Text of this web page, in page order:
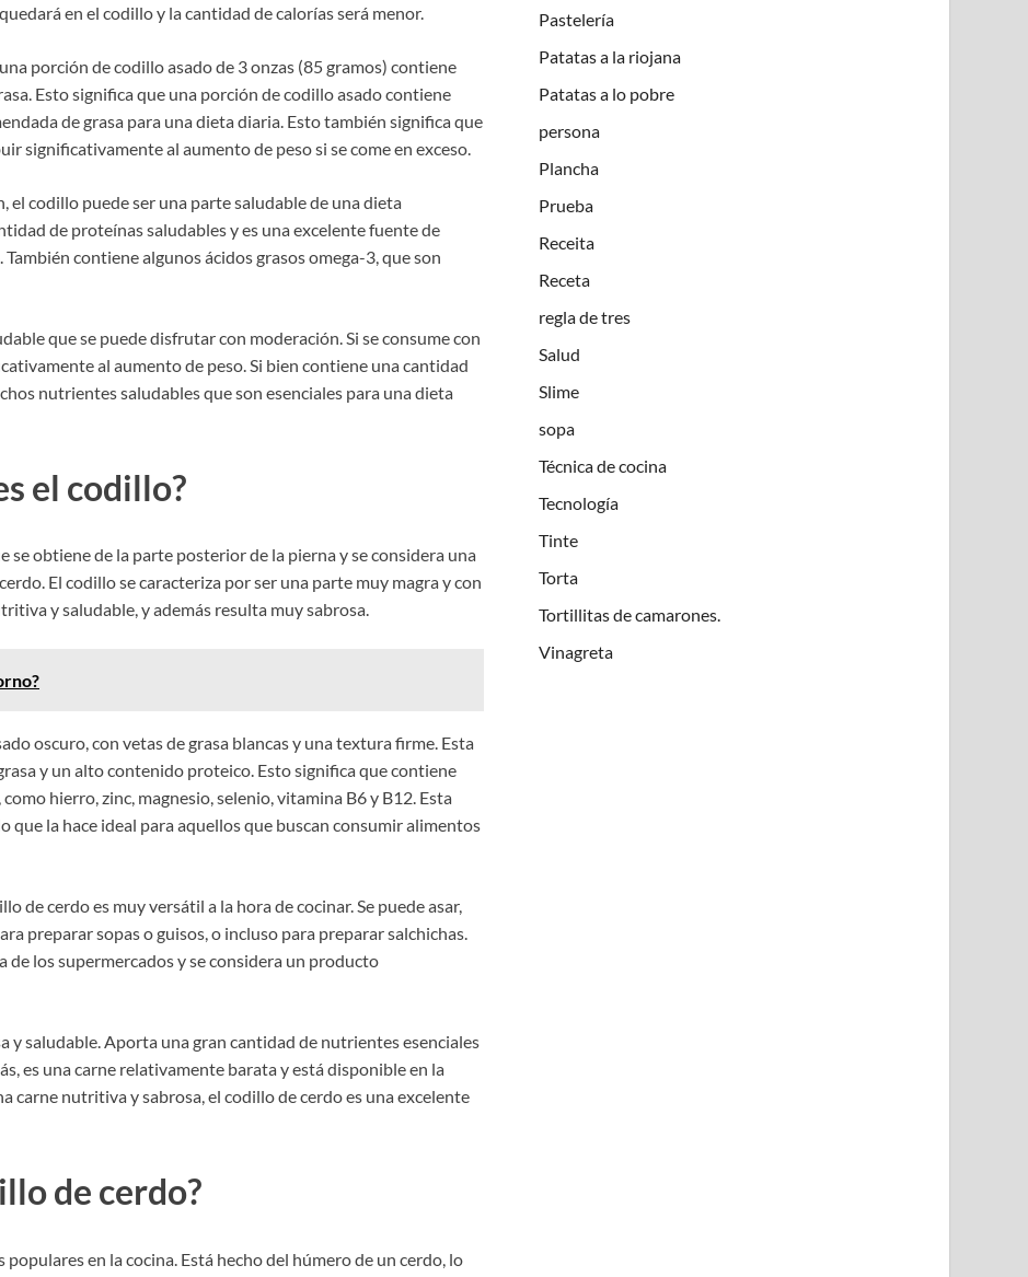
en el codillo y la cantidad de calorías será menor.
porción de codillo asado de 3 onzas (85 gramos) contiene
Esto significa que una porción de codillo asado contiene
de grasa para una dieta diaria. Esto también significa que
significativamente al aumento de peso si se come en exceso.
el codillo puede ser una parte saludable de una dieta
de proteínas saludables y es una excelente fuente de
contiene algunos ácidos grasos omega-3, que son
que se puede disfrutar con moderación. Si se consume con
al aumento de peso. Si bien contiene una cantidad
nutrientes saludables que son esenciales para una dieta
el codillo?
se obtiene de la parte posterior de la pierna y se considera una
El codillo se caracteriza por ser una parte muy magra y con
y saludable, y además resulta muy sabrosa.
oscuro, con vetas de grasa blancas y una textura firme. Esta
y un alto contenido proteico. Esto significa que contiene
hierro, zinc, magnesio, selenio, vitamina B6 y B12. Esta
que la hace ideal para aquellos que buscan consumir alimentos
de cerdo es muy versátil a la hora de cocinar. Se puede asar,
preparar sopas o guisos, o incluso para preparar salchichas.
de los supermercados y se considera un producto
y saludable. Aporta una gran cantidad de nutrientes esenciales
es una carne relativamente barata y está disponible en la
carne nutritiva y sabrosa, el codillo de cerdo es una excelente
de cerdo?
populares en la cocina. Está hecho del húmero de un cerdo, lo
Pastelería
Patatas a la riojana
Patatas a lo pobre
persona
Plancha
Prueba
Receita
Receta
regla de tres
Salud
Slime
sopa
Técnica de cocina
Tecnología
Tinte
Torta
Tortillitas de camarones.
Vinagreta